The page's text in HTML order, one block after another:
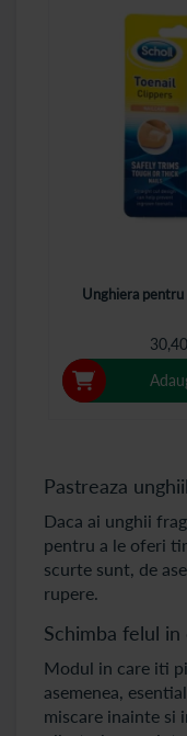
Unghiera pentru
Pastreaza
Daca ai unghii
pentru a le oferi
scurte sunt, de
rupere.
Schimba felul
Modul in care iti
asemenea,
miscare inainte si